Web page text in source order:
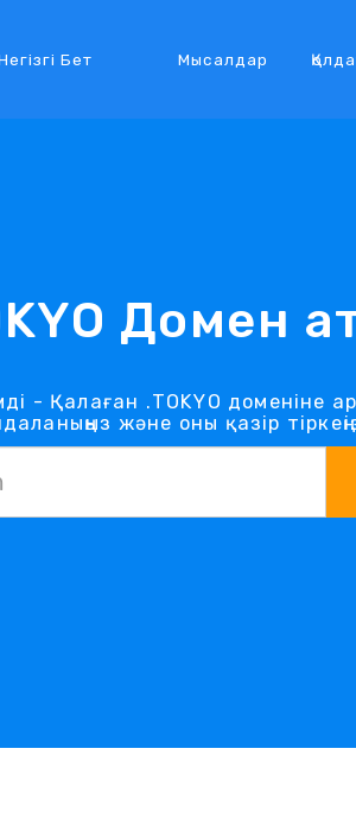
Бет Мысалдар
Домен
- Қалаған .TOKYO доменіне
және оны қазір